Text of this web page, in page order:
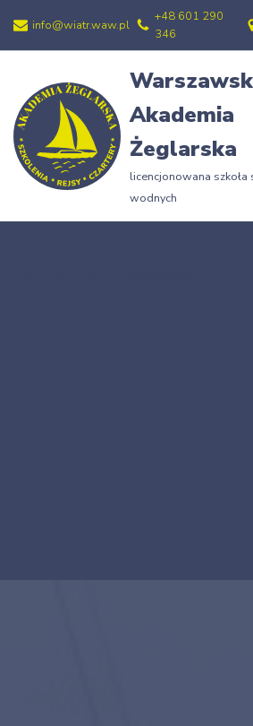
Przejdź
treści
info@wiatr.waw.pl
+48 601 290
346
Akademia
Żeglarska
licencjonowana szkoła
wodnych